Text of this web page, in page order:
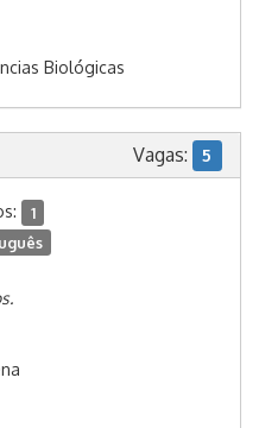
Biológicas
Vagas: 5
1